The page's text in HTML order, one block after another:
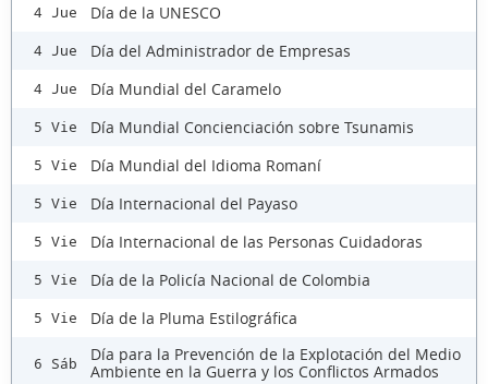
4 Jue Día de la UNESCO
4 Jue Día del Administrador de Empresas
4 Jue Día Mundial del Caramelo
5 Vie Día Mundial Concienciación sobre Tsunamis
5 Vie Día Mundial del Idioma Romaní
5 Vie Día Internacional del Payaso
5 Vie Día Internacional de las Personas Cuidadoras
5 Vie Día de la Policía Nacional de Colombia
5 Vie Día de la Pluma Estilográfica
6 Sáb
Día para la Prevención de la Explotación del Medio
Ambiente en la Guerra y los Conflictos Armados